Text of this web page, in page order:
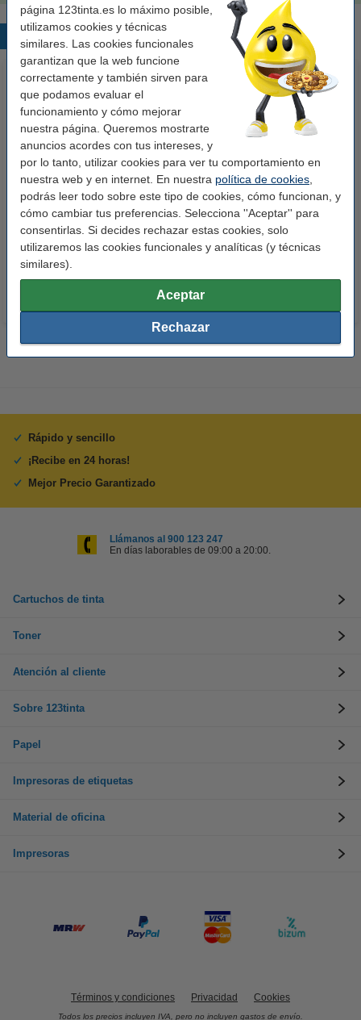
página 123tinta.es lo máximo posible,
utilizamos cookies y técnicas
similares. Las cookies funcionales
garantizan que la web funcione
correctamente y también sirven para
que podamos evaluar el
funcionamiento y cómo mejorar
nuestra página. Queremos mostrarte
anuncios acordes con tus intereses, y
por lo tanto, utilizar cookies para ver tu comportamiento en
nuestra web y en internet. En nuestra política de cookies
podrás leer todo sobre este tipo de cookies, cómo funcionan, y
cómo cambiar tus preferencias. Selecciona ''Aceptar'' para
consentirlas. Si decides rechazar estas cookies, solo
utilizaremos las cookies funcionales y analíticas (y técnicas
similares).
Aceptar
Rechazar
Productos destacados
123tinta Papel fotográfico
Premium Glossy brillo alto | 10 x
15 cm | 260g | 100 hojas
10,50 € Incl. 21% IVA
123tinta Pilas Alcalinas Xtreme
Power AA - LR06 - MN1500 - 24
unidades
14,50 € Incl. 21% IVA
Rápido y sencillo
¡Recibe en 24 horas!
Mejor Precio Garantizado
Llámanos al 900 123 247
En días laborables de 09:00 a 20:00.
Cartuchos de tinta
Toner
Atención al cliente
Sobre 123tinta
Papel
Impresoras de etiquetas
Material de oficina
Impresoras
Términos y condiciones Privacidad Cookies
Todos los precios incluyen IVA, pero no incluyen gastos de envío.